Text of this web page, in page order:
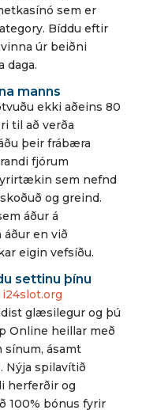
sem er
Bíddu eftir
úr beiðni
daga.
manns
ekki aðeins 80
til að verða
þeir frábæra
fjórum
sem nefnd
og greind.
áður á
en við
eigin vefsíðu.
settinu þínu
i24slot.org
glæsilegur og þú
Online heillar með
ásamt
Nýja spilavítið
herferðir og
100% bónus fyrir